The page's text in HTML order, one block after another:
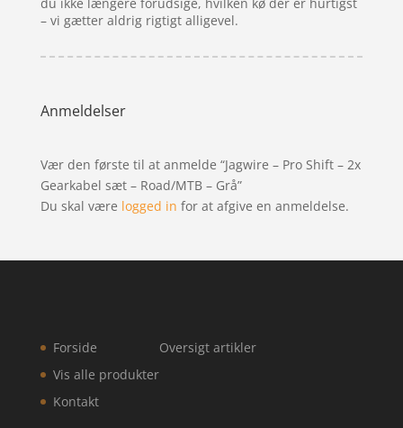
du ikke længere forudsige, hvilken kø der er hurtigst
– vi gætter aldrig rigtigt alligevel.
Anmeldelser
Vær den første til at anmelde “Jagwire – Pro Shift – 2x
Gearkabel sæt – Road/MTB – Grå”
Du skal være logged in for at afgive en anmeldelse.
Forside
Vis alle produkter
Kontakt
Oversigt artikler